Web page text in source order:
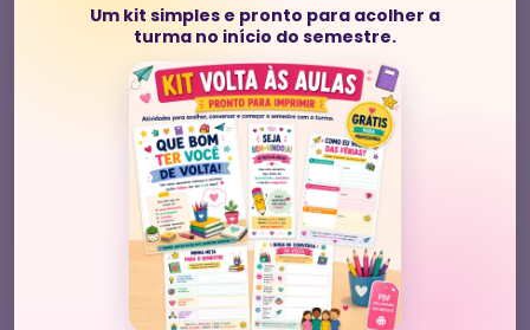
Um kit simples e pronto para acolher a
turma no início do semestre.